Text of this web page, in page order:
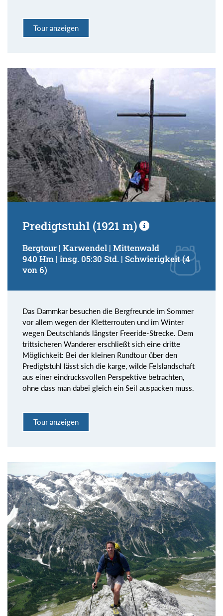
Tour anzeigen
Predigtstuhl (1921 m)
Bergtour | Karwendel | Mittenwald
940 Hm | insg. 05:30 Std. | Schwierigkeit (4
von 6)
Das Dammkar besuchen die Bergfreunde im Sommer
vor allem wegen der Kletterrouten und im Winter
wegen Deutschlands längster Freeride-Strecke. Dem
trittsicheren Wanderer erschließt sich eine dritte
Möglichkeit: Bei der kleinen Rundtour über den
Predigtstuhl lässt sich die karge, wilde Felslandschaft
aus einer eindrucksvollen Perspektive betrachten,
ohne dass man dabei gleich ein Seil auspacken muss.
Tour anzeigen